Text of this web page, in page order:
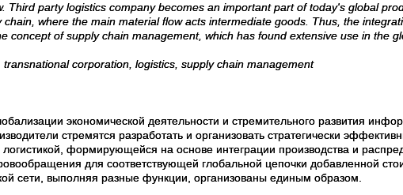
Third party logistics company becomes an important part of today's global
chain, where the main material flow acts intermediate goods. Thus, the
concept of supply chain management, which has found extensive use in the
transnational corporation, logistics, supply chain management
экономической деятельности и стремительного развития
стремятся разработать и организовать стратегически
логистикой, формирующейся на основе интеграции производства и
для соответствующей глобальной цепочки добавленной
сети, выполняя разные функции, организованы единым образом.